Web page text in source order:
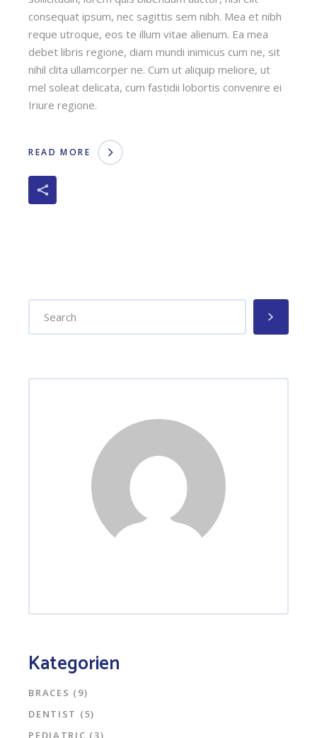
consequat ipsum, nec sagittis sem nibh. Mea et nibh
reque utroque, eos te illum vitae alienum. Ea mea
debet libris regione, diam mundi inimicus cum ne, sit
nihil clita ullamcorper ne. Cum ut aliquip meliore, ut
mel soleat delicata, cum fastidii lobortis convenire ei
Iriure regione.
READ MORE
Search
for:
Kategorien
BRACES (9)
DENTIST (5)
PEDIATRIC (3)